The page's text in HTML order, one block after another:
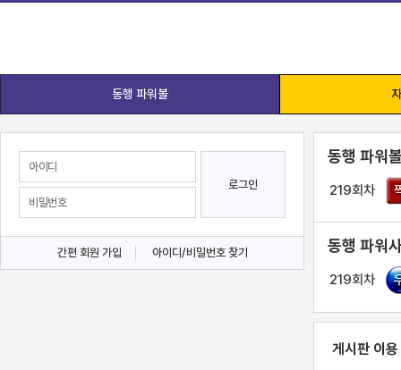
동행 파워볼
로그인
간편 회원 가입 아이디/비밀번호 찾기
동행 파워
219회차
동행 파워
219회차
게시판 이